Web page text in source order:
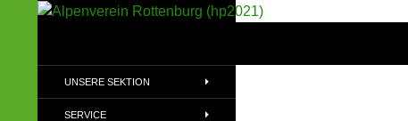
(DAV)
UNSERE SEKTION
SERVICE